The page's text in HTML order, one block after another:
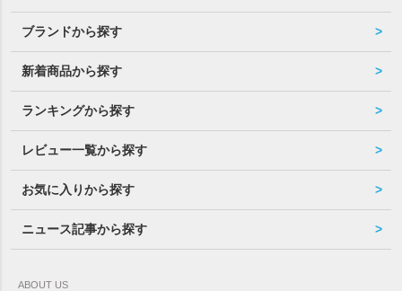
ブランドから探す
新着商品から探す
ランキングから探す
レビュー一覧から探す
お気に入りから探す
ニュース記事から探す
ABOUT US